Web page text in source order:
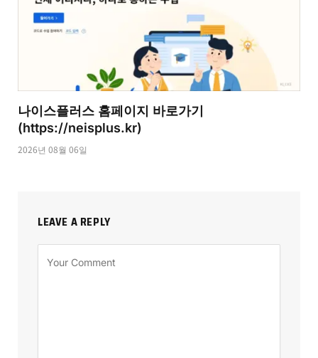
나이스플러스 홈페이지 바로가기
(https://neisplus.kr)
2026년 08월 06일
LEAVE A REPLY